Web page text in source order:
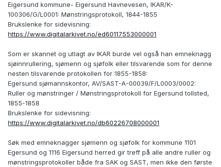
Eigersund kommune- Eigersund Havnevesen, IKAR/K-
100306/G/L0001: Mønstringsprotokoll, 1844-1855
Brukslenke for sidevisning:
https://www.digitalarkivet.no/ed60117553000001
Som er skannet og utlagt av IKAR burde vel også han emneknagg
sjøinnrullering, sjømenn og sjøfolk eller tilsvarende som for denne
nesten tilsvarende protokollen for 1855-1858:
Egersund sjømannskontor, AV/SAST-A-00039/F/L0003/0002:
Ruller og mønstringer / Mønstringsprotokoll for Egersund tollsted,
1855-1858
Brukslenke for sidevisning:
https://www.digitalarkivet.no/db60226708000001
Søk med emneknagger sjømenn og sjøfolk for kommune 1101
Egersund og 1116 Eigersund herred gir treff på alle andre ruller og
mønstringsprotokoller både fra SAK og SAST, men ikke den første